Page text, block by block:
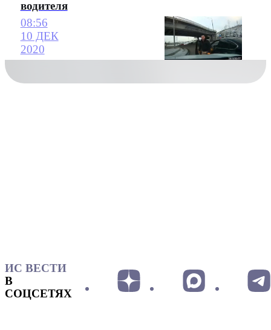
водителя
08:56
10 ДЕК
2020
ИС ВЕСТИ
В
СОЦСЕТЯХ